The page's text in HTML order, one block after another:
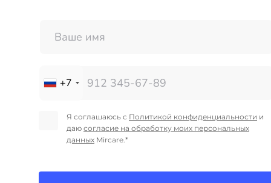
+7
Я соглашаюсь с Политикой конфиденциальности и
даю согласие на обработку моих персональных
данных Mircare.*